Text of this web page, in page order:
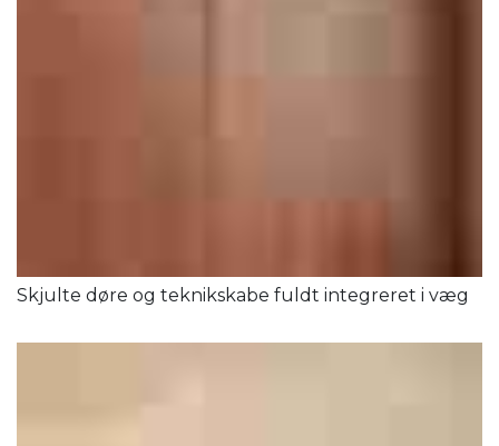
Skjulte døre og teknikskabe fuldt integreret i væg